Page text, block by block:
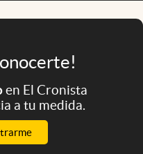
en El Cronista
a tu medida.